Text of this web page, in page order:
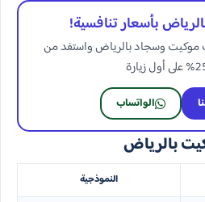
بأسعار تنافسية!
موكيت وسجاد بالرياض واستفد من
الواتساب
بالرياض
النموذجية